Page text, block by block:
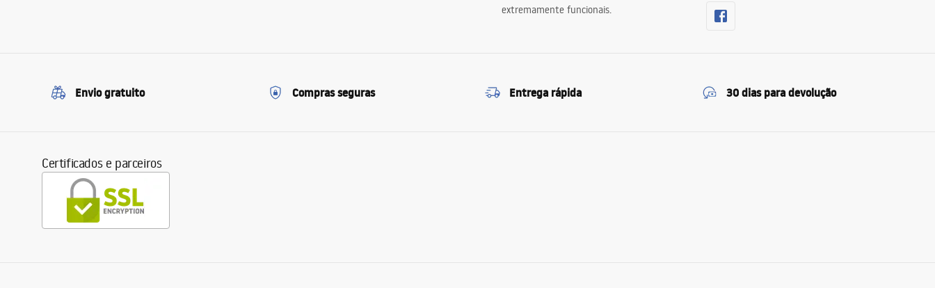
extremamente funcionais.
Envio gratuito Compras seguras Entrega rápida 30 dias para devolução
Certificados e parceiros